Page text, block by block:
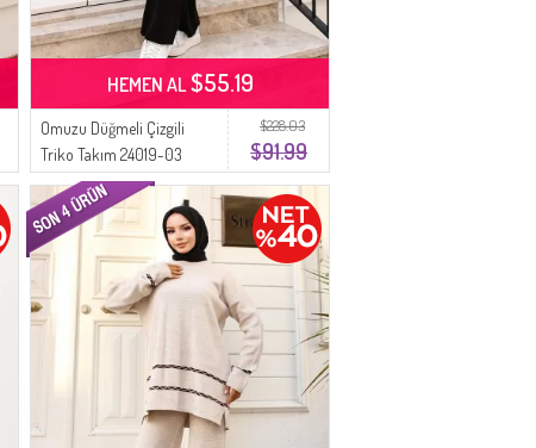
$228.03
$91.99
Omuzu Düğmeli Çizgili
Triko Takım 24019-03
Siyah
HEMEN AL$55.19